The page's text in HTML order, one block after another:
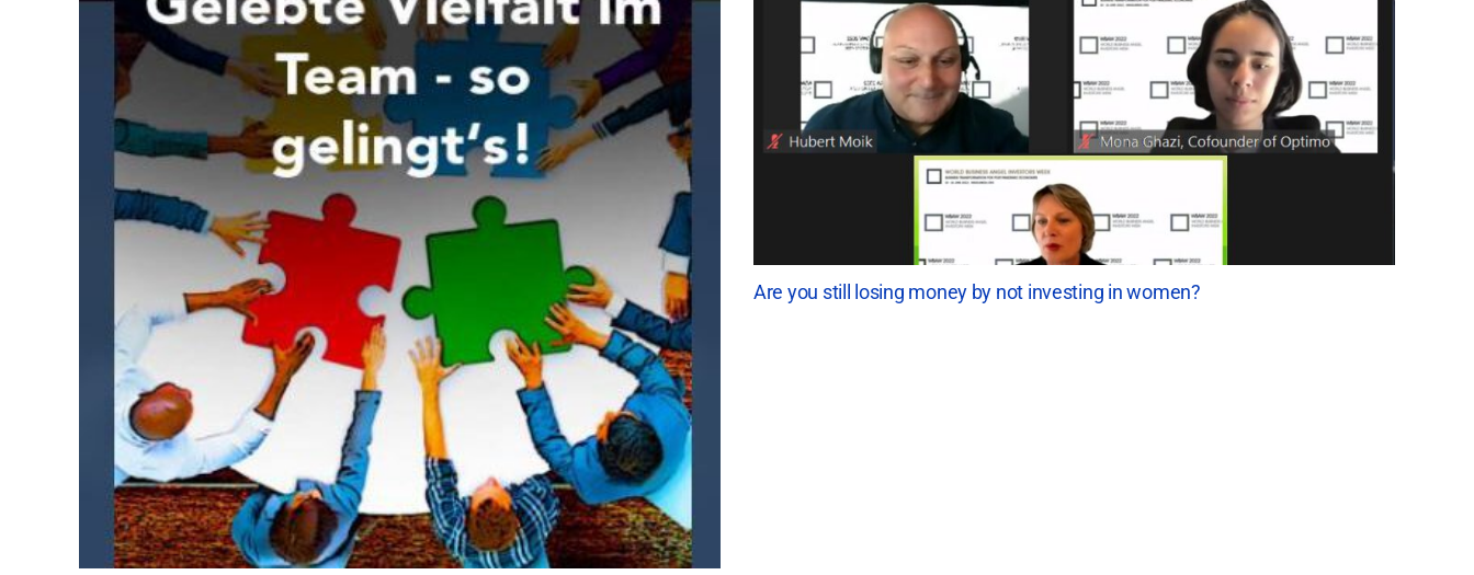
Are you still losing money by not investing in women?